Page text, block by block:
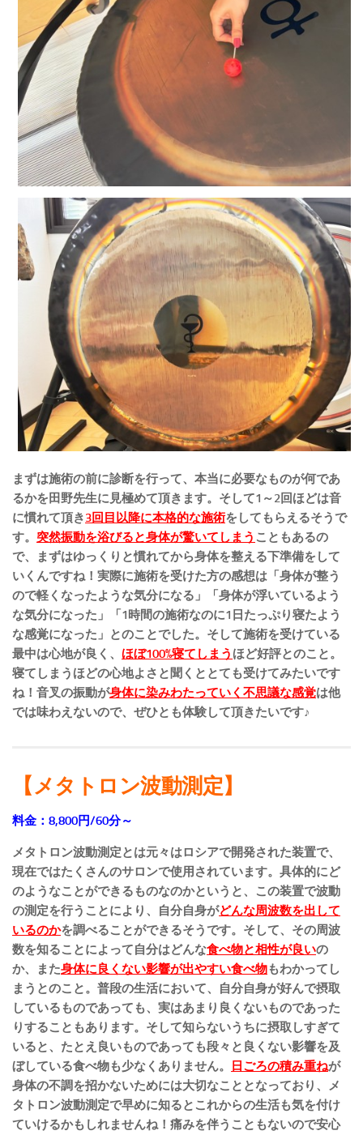
まずは施術の前に診断を行って、本当に必要なものが何であ
るかを田野先生に見極めて頂きます。そして1～2回ほどは音
に慣れて頂き3回目以降に本格的な施術をしてもらえるそうで
す。 突然振動を浴びると身体が驚いてしまう こともあるの
で、まずはゆっくりと慣れてから身体を整える下準備をして
いくんですね！実際に施術を受けた方の感想は「身体が整う
ので軽くなったような気分になる」「身体が浮いているよう
な気分になった」「1時間の施術なのに1日たっぷり寝たよう
な感覚になった」とのことでした。そして施術を受けている
最中は心地が良く、 ほぼ100%寝てしまう ほど好評とのこと。
寝てしまうほどの心地よさと聞くととても受けてみたいです
ね！音叉の振動が身体に染みわたっていく不思議な感覚は他
では味わえないので、ぜひとも体験して頂きたいです♪
【メタトロン波動測定】
料金：8,800円/60分～
メタトロン波動測定とは元々はロシアで開発された装置で、
現在ではたくさんのサロンで使用されています。具体的にど
のようなことができるものなのかというと、この装置で波動
の測定を行うことにより、自分自身がどんな周波数を出して
いるのかを調べることができるそうです。そして、その周波
数を知ることによって自分はどんな食べ物と相性が良いの
か、また身体に良くない影響が出やすい食べ物もわかってし
まうとのこと。普段の生活において、自分自身が好んで摂取
しているものであっても、実はあまり良くないものであった
りすることもあります。そして知らないうちに摂取しすぎて
いると、たとえ良いものであっても段々と良くない影響を及
ぼしている食べ物も少なくありません。
日ごろの積み重ねが
身体の不調を招かないためには大切なこととなっており、メ
タトロン波動測定で早めに知るとこれからの生活も気を付け
ていけるかもしれませんね！痛みを伴うこともないので安心